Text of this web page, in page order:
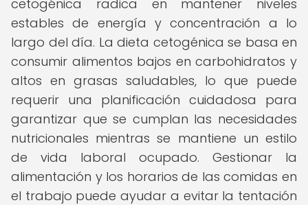
cetogénica radica en mantener niveles
estables de energía y concentración a lo
largo del día. La dieta cetogénica se basa en
consumir alimentos bajos en carbohidratos y
altos en grasas saludables, lo que puede
requerir una planificación cuidadosa para
garantizar que se cumplan las necesidades
nutricionales mientras se mantiene un estilo
de vida laboral ocupado. Gestionar la
alimentación y los horarios de las comidas en
el trabajo puede ayudar a evitar la tentación